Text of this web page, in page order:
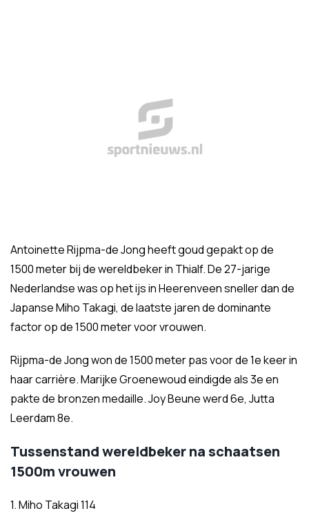
Antoinette Rijpma-de Jong heeft goud gepakt op de
1500 meter bij de wereldbeker in Thialf. De 27-jarige
Nederlandse was op het ijs in Heerenveen sneller dan de
Japanse Miho Takagi, de laatste jaren de dominante
factor op de 1500 meter voor vrouwen.
Rijpma-de Jong won de 1500 meter pas voor de 1e keer in
haar carrière. Marijke Groenewoud eindigde als 3e en
pakte de bronzen medaille. Joy Beune werd 6e, Jutta
Leerdam 8e.
Tussenstand wereldbeker na schaatsen
1500m vrouwen
1. Miho Takagi 114